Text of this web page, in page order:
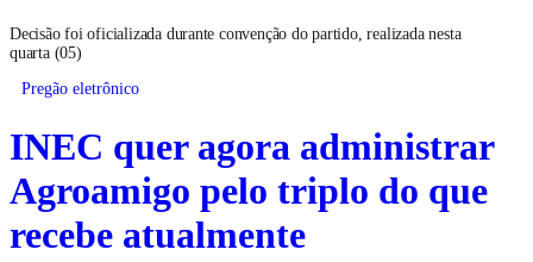
Decisão foi oficializada durante convenção do partido, realizada nesta
quarta (05)
Pregão eletrônico
INEC quer agora administrar
Agroamigo pelo triplo do que
recebe atualmente